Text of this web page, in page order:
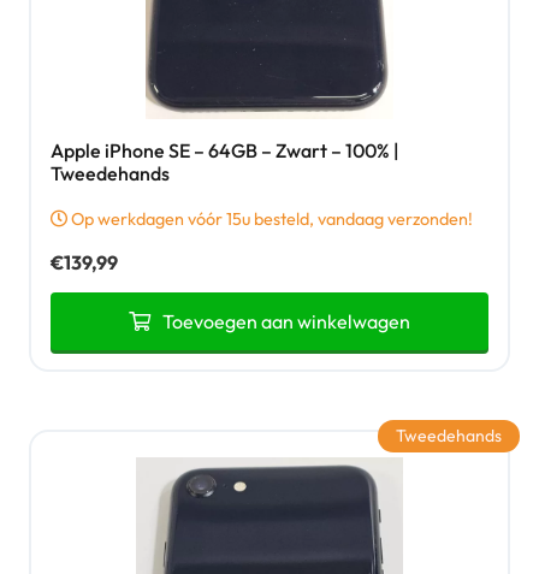
Apple iPhone SE – 64GB – Zwart – 100% |
Tweedehands
Op werkdagen vóór 15u besteld, vandaag verzonden!
€139,99
Toevoegen aan winkelwagen
Tweedehands